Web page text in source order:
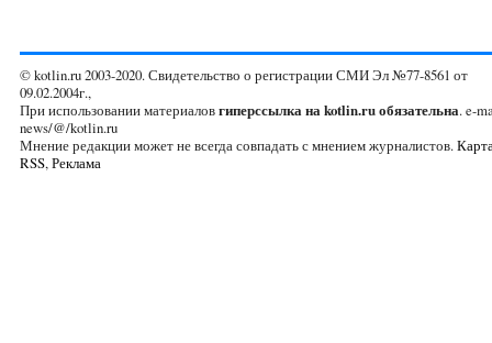
© kotlin.ru 2003-2020. Свидетельство о регистрации СМИ Эл №77-8561 от
09.02.2004г.,
При использовании материаловгиперссылка на kotlin.ru обязательна. e-
news/@/kotlin.ru
Мнение редакции может не всегда совпадать с мнением журналистов.
RSS,Реклама